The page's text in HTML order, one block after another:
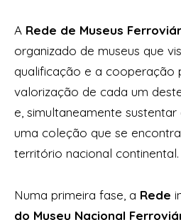
A Rede de Museus
organizado de museus que
qualificação e a cooperação
valorização de cada um
e, simultaneamente
uma coleção que se
território nacional continental.
Numa primeira fase, a Rede
do Museu Nacional